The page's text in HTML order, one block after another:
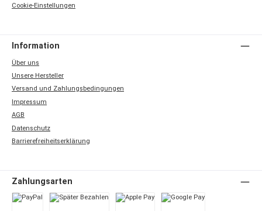
Cookie-Einstellungen
Information
Über uns
Unsere Hersteller
Versand und Zahlungsbedingungen
Impressum
AGB
Datenschutz
Barrierefreiheitserklärung
Zahlungsarten